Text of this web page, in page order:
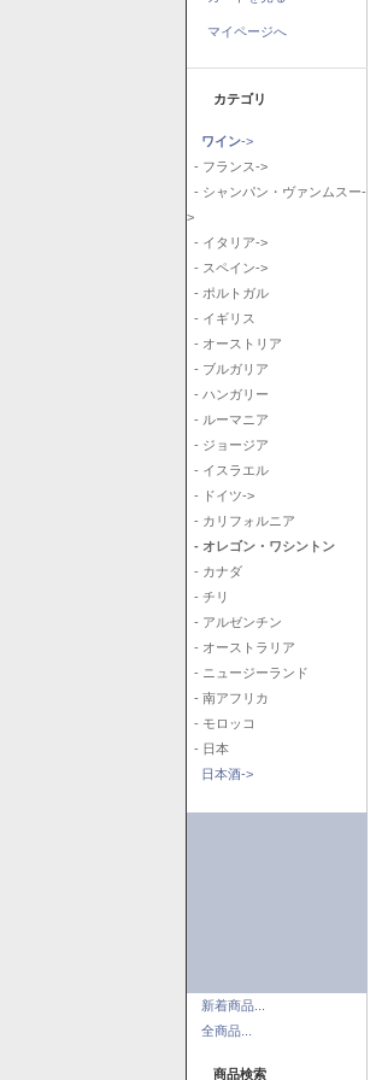
マイページへ
カテゴリ
ワイン->
- フランス->
- シャンパン・ヴァンムスー-
>
- イタリア->
- スペイン->
- ポルトガル
- イギリス
- オーストリア
- ブルガリア
- ハンガリー
- ルーマニア
- ジョージア
- イスラエル
- ドイツ->
- カリフォルニア
- オレゴン・ワシントン
- カナダ
- チリ
- アルゼンチン
- オーストラリア
- ニュージーランド
- 南アフリカ
- モロッコ
- 日本
日本酒->
新着商品...
全商品...
商品検索